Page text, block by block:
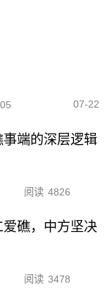
07-22
端的深层逻辑
阅读 4826
礁，中方坚决
阅读 3478